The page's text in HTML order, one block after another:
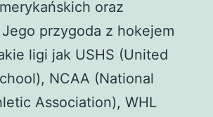
oraz
przygoda z hokejem
ligi jak USHS (United
NCAA (National
Association), WHL